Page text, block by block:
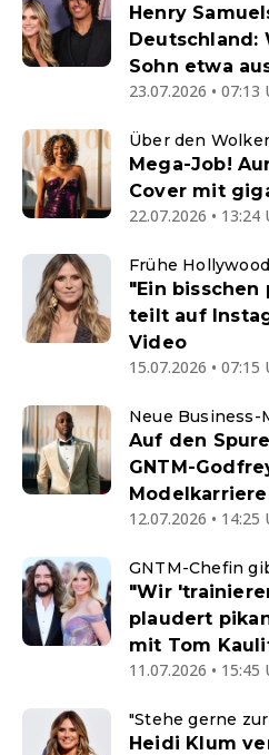
Henry
Deutschland:
Sohn etwa
23.07.2026 • 07:13
Über den
Mega-Job!
Cover mit
22.07.2026 • 13:24
Frühe
"Ein bisschen
teilt auf
Video
15.07.2026 • 07:15
Neue Business-
Auf den
GNTM-
12.07.2026 • 14:25
GNTM-Chefin
"Wir
plaudert
mit Tom
11.07.2026 • 15:45
"Stehe gerne
Heidi Klum